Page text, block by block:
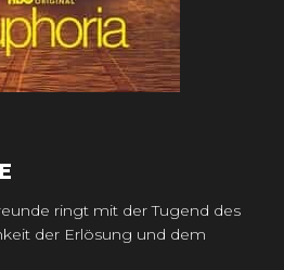
ringt mit der Tugend des
der Erlösung und dem